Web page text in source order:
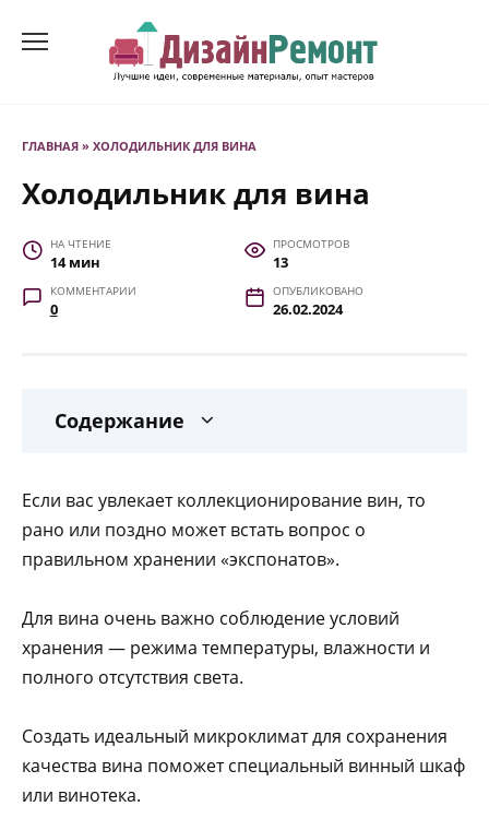
ГЛАВНАЯ » ХОЛОДИЛЬНИК ДЛЯ ВИНА
Холодильник для вина
НА ЧТЕНИЕ
14 мин
ПРОСМОТРОВ
13
КОММЕНТАРИИ
0
ОПУБЛИКОВАНО
26.02.2024
Содержание
Если вас увлекает коллекционирование вин, то
рано или поздно может встать вопрос о
правильном хранении «экспонатов».
Для вина очень важно соблюдение условий
хранения — режима температуры, влажности и
полного отсутствия света.
Создать идеальный микроклимат для сохранения
качества вина поможет специальный винный шкаф
или винотека.